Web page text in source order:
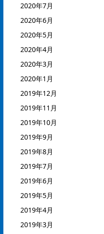
2020年7月
2020年6月
2020年5月
2020年4月
2020年3月
2020年1月
2019年12月
2019年11月
2019年10月
2019年9月
2019年8月
2019年7月
2019年6月
2019年5月
2019年4月
2019年3月